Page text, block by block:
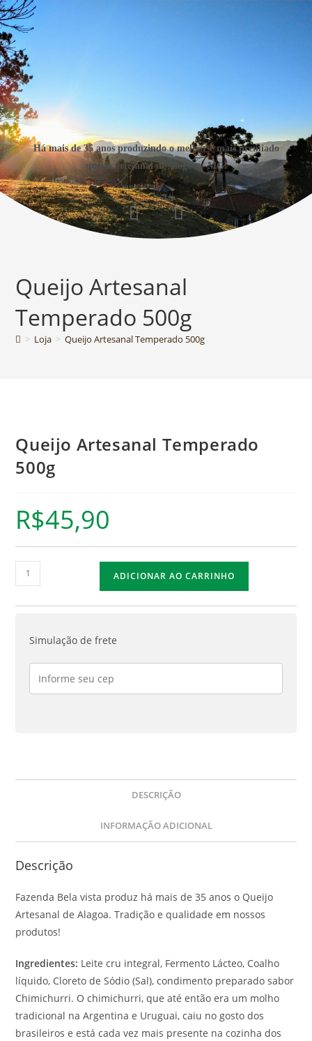
Há mais de 35 anos produzindo o melhor e mais premiado
queijo artesanal de Alagoa – MG.
Queijo Artesanal
Temperado 500g
> Loja > Queijo Artesanal Temperado 500g
Queijo Artesanal Temperado
500g
R$45,90
ADICIONAR AO CARRINHO
Simulação de frete
DESCRIÇÃO
INFORMAÇÃO ADICIONAL
Descrição
Fazenda Bela vista produz há mais de 35 anos o Queijo
Artesanal de Alagoa. Tradição e qualidade em nossos
produtos!
Ingredientes: Leite cru integral, Fermento Lácteo, Coalho
líquido, Cloreto de Sódio (Sal), condimento preparado sabor
Chimichurri. O chimichurri, que até então era um molho
tradicional na Argentina e Uruguai, caiu no gosto dos
brasileiros e está cada vez mais presente na cozinha dos